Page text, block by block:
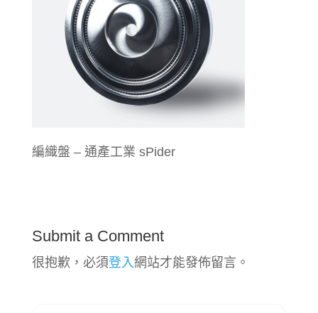
編織盤 – 通產工業 sPider
Submit a Comment
很抱歉，必須登入網站才能發佈留言。